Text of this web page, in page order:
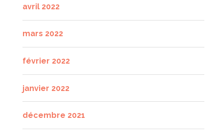
avril 2022
mars 2022
février 2022
janvier 2022
décembre 2021